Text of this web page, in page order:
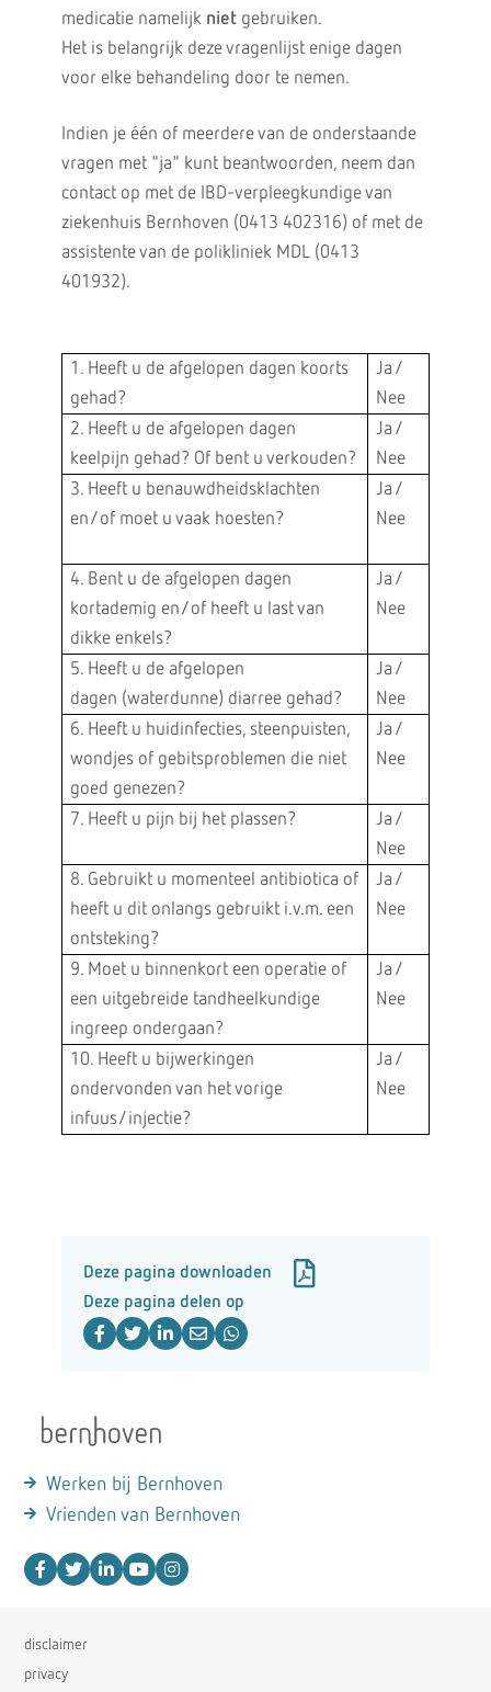
medicatie namelijk niet gebruiken.
Het is belangrijk deze vragenlijst enige dagen
voor elke behandeling door te nemen.
Indien je één of meerdere van de onderstaande
vragen met "ja" kunt beantwoorden, neem dan
contact op met de IBD-verpleegkundige van
ziekenhuis Bernhoven (0413 402316) of met de
assistente van de polikliniek MDL (0413
401932).
1. Heeft u de afgelopen dagen koorts
gehad?
Ja /
Nee
2. Heeft u de afgelopen dagen
keelpijn gehad? Of bent u verkouden?
Ja /
Nee
3. Heeft u benauwdheidsklachten
en/of moet u vaak hoesten?
Ja /
Nee
4. Bent u de afgelopen dagen
kortademig en/of heeft u last van
dikke enkels?
Ja /
Nee
5. Heeft u de afgelopen
dagen (waterdunne) diarree gehad?
Ja /
Nee
6. Heeft u huidinfecties, steenpuisten,
wondjes of gebitsproblemen die niet
goed genezen?
Ja /
Nee
7. Heeft u pijn bij het plassen?
Ja /
Nee
8. Gebruikt u momenteel antibiotica of
heeft u dit onlangs gebruikt i.v.m. een
ontsteking?
Ja /
Nee
9. Moet u binnenkort een operatie of
een uitgebreide tandheelkundige
ingreep ondergaan?
Ja /
Nee
10. Heeft u bijwerkingen
ondervonden van het vorige
infuus/injectie?
Ja /
Nee
Deze pagina downloaden
Deze pagina delen op
Werken bij Bernhoven
Vrienden van Bernhoven
disclaimer
privacy